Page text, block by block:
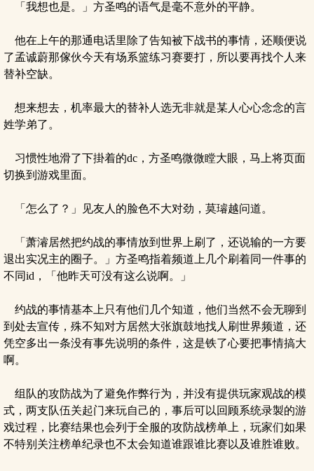
「我想也是。」方圣鸣的语气是毫不意外的平静。
他在上午的那通电话里除了告知被下战书的事情，还顺便说
了孟诚蔚那傢伙今天有场系篮练习赛要打，所以要再找个人来
替补空缺。
想来想去，机率最大的替补人选无非就是某人心心念念的言
姓学弟了。
习惯性地滑了下掛着的dc，方圣鸣微微瞠大眼，马上将页面
切换到游戏里面。
「怎么了？」见友人的脸色不大对劲，莫璿越问道。
「萧濬居然把约战的事情放到世界上刷了，还说输的一方要
退出实况主的圈子。」方圣鸣指着频道上几个刷着同一件事的
不同id，「他昨天可没有这么说啊。」
约战的事情基本上只有他们几个知道，他们当然不会无聊到
到处去宣传，殊不知对方居然大张旗鼓地找人刷世界频道，还
凭空多出一条没有事先说明的条件，这是铁了心要把事情搞大
啊。
组队的攻防战为了避免作弊行为，并没有提供玩家观战的模
式，两支队伍关起门来玩自己的，事后可以回顾系统录製的游
戏过程，比赛结果也会列于全服的攻防战榜单上，玩家们如果
不特别关注榜单纪录也不太会知道谁跟谁比赛以及谁胜谁败。